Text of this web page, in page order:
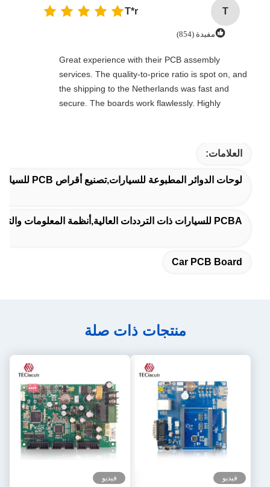
T
T*r
مفيدة (854)
Great experience with their PCB assembly
services. The quality-to-price ratio is spot on, and
the shipping to the Netherlands was fast and
secure. The boards work flawlessly. Highly
العلامات:
لوحات الدوائر المطبوعة للسيارات,تصنيع أقراص PCB للسيارات,لوحة PCB للسيارات
PCBA للسيارات ذات الترددات العالية,أنظمة المعلومات والترفيه للسيارات خدمة PCBA,أنظمة المعلومات والتسلية SMT PCBA للسيارات
Car PCB Board
منتجات ذات صلة
فيديو فيديو